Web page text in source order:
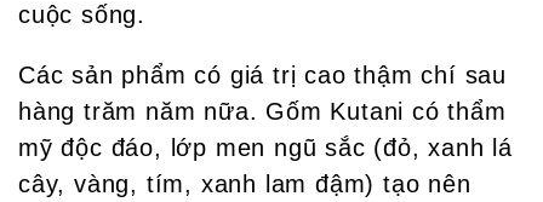
cuộc sống.
Các sản phẩm có giá trị cao thậm chí sau
hàng trăm năm nữa. Gốm Kutani có thẩm
mỹ độc đáo, lớp men ngũ sắc (đỏ, xanh lá
cây, vàng, tím, xanh lam đậm) tạo nên